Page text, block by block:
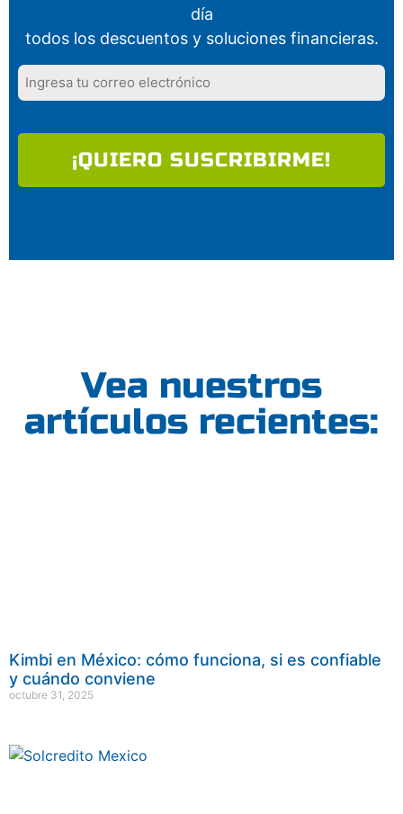
día
todos los descuentos y soluciones financieras.
Vea nuestros
artículos recientes:
Kimbi en México: cómo funciona, si es confiable
y cuándo conviene
octubre 31, 2025